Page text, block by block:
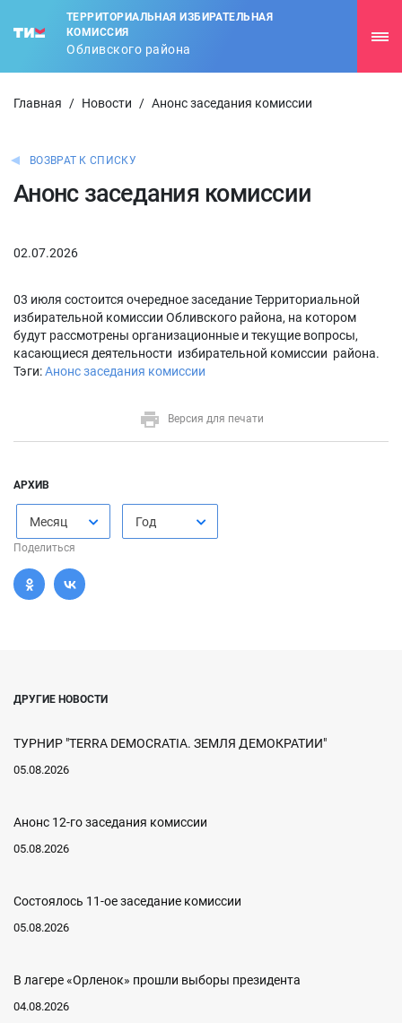
ТЕРРИТОРИАЛЬНАЯ ИЗБИРАТЕЛЬНАЯ
КОМИССИЯ
Обливского района
Главная / Новости / Анонс заседания комиссии
ВОЗВРАТ К СПИСКУ
Анонс заседания комиссии
02.07.2026
03 июля состоится очередное заседание Территориальной
избирательной комиссии Обливского района, на котором
будут рассмотрены организационные и текущие вопросы,
касающиеся деятельности избирательной комиссии района.
Тэги:Анонс заседания комиссии
Версия для печати
АРХИВ
Месяц Год
Поделиться
ДРУГИЕ НОВОСТИ
ТУРНИР "TERRA DEMOCRATIA. ЗЕМЛЯ ДЕМОКРАТИИ"
05.08.2026
Анонс 12-го заседания комиссии
05.08.2026
Состоялось 11-ое заседание комиссии
05.08.2026
В лагере «Орленок» прошли выборы президента
04.08.2026